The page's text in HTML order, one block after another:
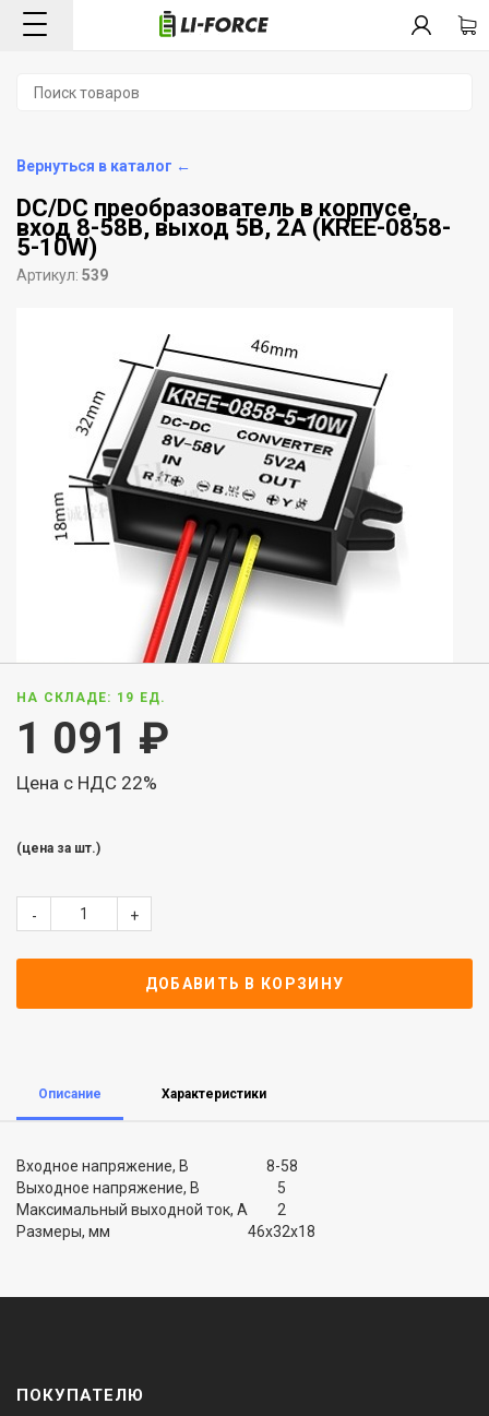
Вернуться в каталог ←
DC/DC преобразователь в корпусе,
вход 8-58В, выход 5В, 2А (KREE-0858-
5-10W)
Артикул: 539
НА СКЛАДЕ: 19 ЕД.
1 091 ₽
Цена с НДС 22%
(цена за шт.)
- +
ДОБАВИТЬ В КОРЗИНУ
Описание Характеристики
Входное напряжение, В
8-58
Выходное напряжение, В
5
Максимальный выходной ток, А
2
Размеры, мм
46x32x18
ПОКУПАТЕЛЮ